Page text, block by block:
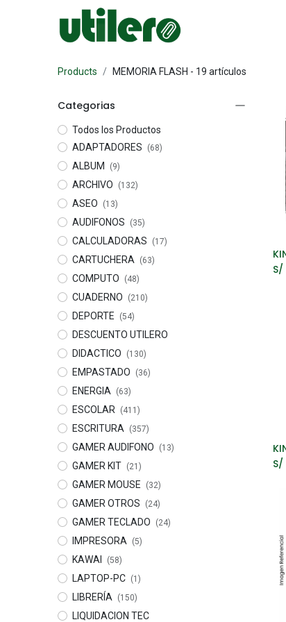
Products MEMORIA FLASH - 19 artículos
Categorias
Todos los Productos
ADAPTADORES
(68)
ALBUM (9)
ARCHIVO (132)
ASEO (13)
AUDIFONOS (35)
CALCULADORAS (17)
CARTUCHERA (63)
COMPUTO (48)
CUADERNO (210)
DEPORTE (54)
DESCUENTO UTILERO
DIDACTICO
(130)
EMPASTADO (36)
ENERGIA (63)
ESCOLAR (411)
ESCRITURA (357)
GAMER AUDIFONO (13)
GAMER KIT (21)
GAMER MOUSE (32)
GAMER OTROS (24)
GAMER TECLADO (24)
IMPRESORA (5)
KAWAI (58)
LAPTOP-PC (1)
LIBRERÍA (150)
LIQUIDACION TEC
S/
S/